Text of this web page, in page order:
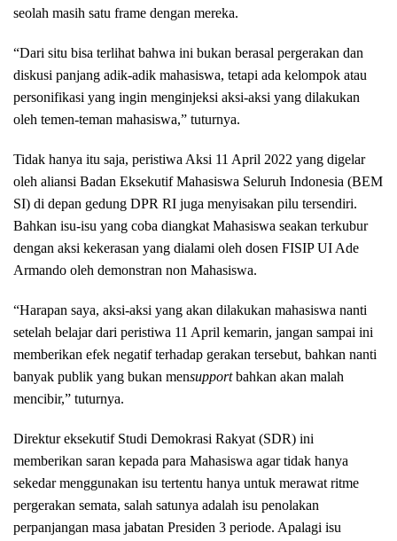
seolah masih satu frame dengan mereka.
“Dari situ bisa terlihat bahwa ini bukan berasal pergerakan dan
diskusi panjang adik-adik mahasiswa, tetapi ada kelompok atau
personifikasi yang ingin menginjeksi aksi-aksi yang dilakukan
oleh temen-teman mahasiswa,” tuturnya.
Tidak hanya itu saja, peristiwa Aksi 11 April 2022 yang digelar
oleh aliansi Badan Eksekutif Mahasiswa Seluruh Indonesia (BEM
SI) di depan gedung DPR RI juga menyisakan pilu tersendiri.
Bahkan isu-isu yang coba diangkat Mahasiswa seakan terkubur
dengan aksi kekerasan yang dialami oleh dosen FISIP UI Ade
Armando oleh demonstran non Mahasiswa.
“Harapan saya, aksi-aksi yang akan dilakukan mahasiswa nanti
setelah belajar dari peristiwa 11 April kemarin, jangan sampai ini
memberikan efek negatif terhadap gerakan tersebut, bahkan nanti
banyak publik yang bukan mensupportbahkan akan malah
mencibir,” tuturnya.
Direktur eksekutif Studi Demokrasi Rakyat (SDR) ini
memberikan saran kepada para Mahasiswa agar tidak hanya
sekedar menggunakan isu tertentu hanya untuk merawat ritme
pergerakan semata, salah satunya adalah isu penolakan
perpanjangan masa jabatan Presiden 3 periode. Apalagi isu